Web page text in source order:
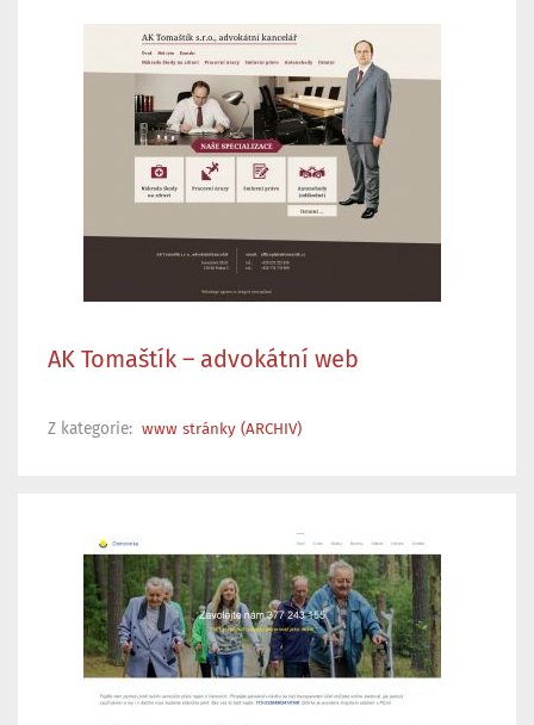
AK Tomaštík – advokátní web
Z kategorie: www stránky (ARCHIV)